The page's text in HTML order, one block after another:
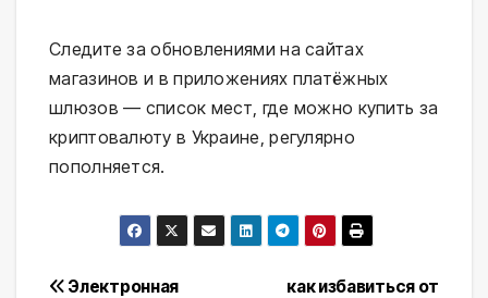
Следите за обновлениями на сайтах
магазинов и в приложениях платёжных
шлюзов — список мест, где можно купить за
криптовалюту в Украине, регулярно
пополняется.
как избавиться от
Электронная